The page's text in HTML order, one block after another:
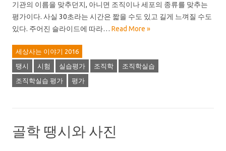
기관의 이름을 맞추던지, 아니면 조직이나 세포의 종류를 맞추는
평가이다. 사실 30초라는 시간은 짧을 수도 있고 길게 느껴질 수도
있다. 주어진 슬라이드에 따라… Read More »
세상사는 이야기 2016
땡시 시험 실습평가 조직학 조직학실습
조직학실습 평가 평가
골학 땡시와 사진